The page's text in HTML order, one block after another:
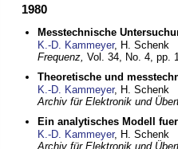
1980
Messtechnische
K.-D. Kammeyer, H. Schenk
Frequenz, Vol. 34, No. 4, pp.
Theoretische und
K.-D. Kammeyer, H. Schenk
Archiv für Elektronik und
Ein analytisches Modell
K.-D. Kammeyer, H. Schenk
Archiv für Elektronik und